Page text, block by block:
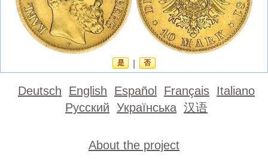
是 否
Deutsch English Español Français Italiano
Русский Українська 汉语
About the project